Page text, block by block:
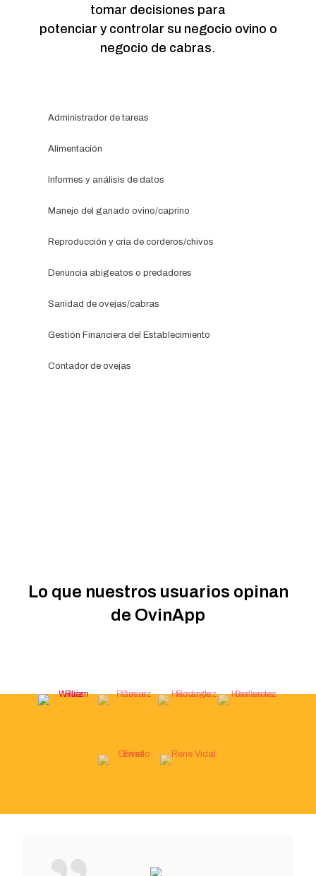
tomar decisiones para
potenciar y controlar su negocio ovino o
negocio de cabras.
Administrador de tareas
Alimentación
Informes y análisis de datos
Manejo del ganado ovino/caprino
Reproducción y cría de corderos/chivos
Denuncia abigeatos o predadores
Sanidad de ovejas/cabras
Gestión Financiera del Establecimiento
Contador de ovejas
Lo que nuestros usuarios opinan
de OvinApp